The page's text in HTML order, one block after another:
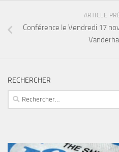
ARTICLE
Conférence le Vendredi 17
RECHERCHER
Rechercher :